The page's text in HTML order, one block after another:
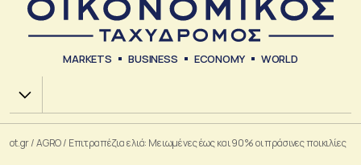
MARKETS BUSINESS ECONOMY WORLD
Χ.Α.
ot.gr/AGRO/ Επιτραπέζια ελιά: Μειωμένες έως και 90% οι πράσινες ποικιλίες